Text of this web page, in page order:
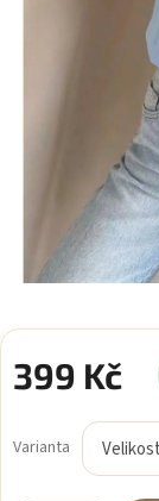
399 Kč
cena:
Varianta